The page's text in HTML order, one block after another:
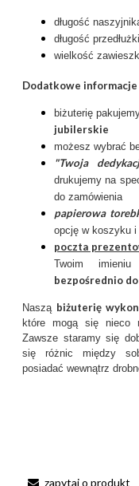
długość
długość
wielkość
Dodatkowe informacje
biżuterię
jubilerskie
możesz wybrać
"Twoja
drukujemy na
do zamówienia
papierowa
opcję w koszyku i
poczta
Twoim
bezpośrednio
Naszą biżuterię
które mogą się nieco
Zawsze staramy się
się różnic między
posiadać wewnątrz
zapytaj o produkt